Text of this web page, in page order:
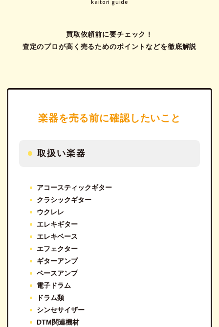
kaitori guide
買取依頼前に要チェック！
査定のプロが高く売るためのポイントなどを徹底解説
楽器を売る前に確認したいこと
取扱い楽器
アコースティックギター
クラシックギター
ウクレレ
エレキギター
エレキベース
エフェクター
ギターアンプ
ベースアンプ
電子ドラム
ドラム類
シンセサイザー
DTM関連機材